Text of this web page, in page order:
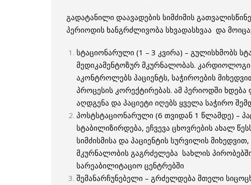
გადატანილი დაავადების სიმძიმის
პერიოდის ხანგრძლივობა სხვადასხვაა და
სტაციონარული (1 – 3 კვირა) – გულისხმობს
მედიკამენტოზურ მკურნალობას.
აკონტროლებს პაციენტს, საჭიროების
პროცესის კორექტირებას. ამ პერიოდში ხდება
აღდგენა და პაციეტი იღებს ყველა საჭირო
პოსტსტაციონარული (6 თვიდან 1 წლამდე) –
სტაბილიზირდება, ეჩვევა ცხოვრების ახალ
სიმძისმისა და პაციენტის სურვილის
მკურნალობის გაგრძელება სახლის
სარეაბილიტაციო ცენტრებში
შემანარჩუნებელი – გრძელდება მთელი